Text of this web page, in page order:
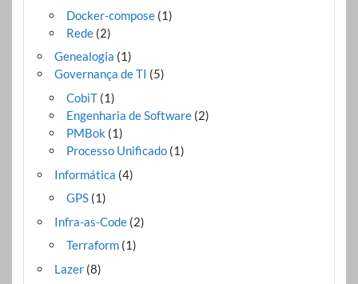
Docker-compose(1)
Rede(2)
Genealogia (1)
Governança de TI (5)
CobiT(1)
Engenharia de Software(2)
PMBok (1)
Processo Unificado(1)
Informática (4)
GPS(1)
Infra-as-Code(2)
Terraform(1)
Lazer(8)